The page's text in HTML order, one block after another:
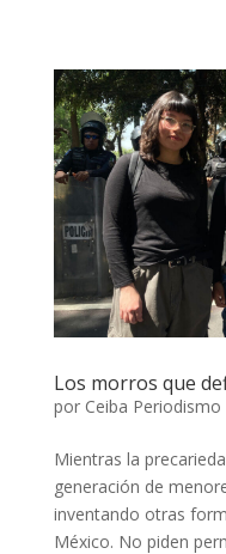
Los morros que
por Ceiba Periodismo
Mientras la
generación de
inventando otras
México. No piden